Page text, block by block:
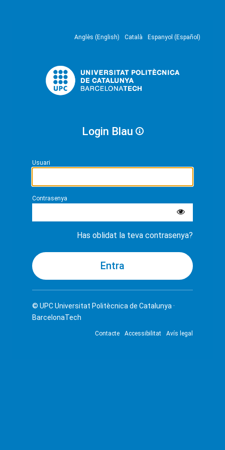
Anglès (English) Català Espanyol (Español)
Login Blau
Usuari
Contrasenya
Has oblidat la teva contrasenya?
© UPCUniversitat Politècnica de Catalunya ·
BarcelonaTech
Contacte Accessibilitat Avís legal